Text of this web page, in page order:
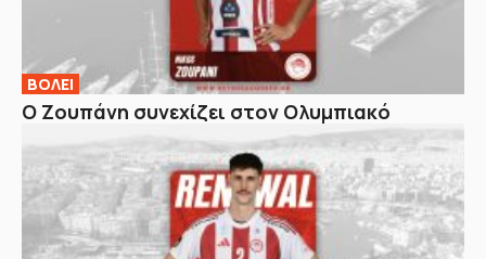
ΒOΛΕΙ
Ο Ζουπάνη συνεχίζει στον Ολυμπιακό